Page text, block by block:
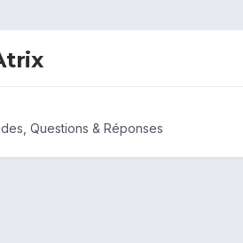
Questions & Réponses